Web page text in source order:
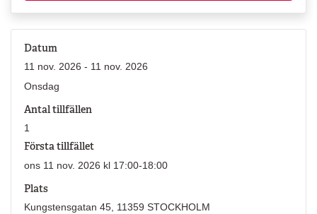
Datum
11 nov. 2026 - 11 nov. 2026
Onsdag
Antal tillfällen
1
Första tillfället
ons 11 nov. 2026 kl 17:00-18:00
Plats
Kungstensgatan 45, 11359 STOCKHOLM